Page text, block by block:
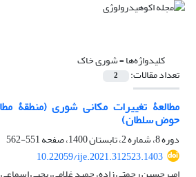
کلیدواژه‌ها =شوری خاک
تعداد مقالات: 2
مطالعۀ تغییرات مکانی شوری (منطقۀ
حوض سلطان)
دوره 8، شماره 2، تابستان 1400، صفحه
551-562
10.22059/ije.2021.312523.1403